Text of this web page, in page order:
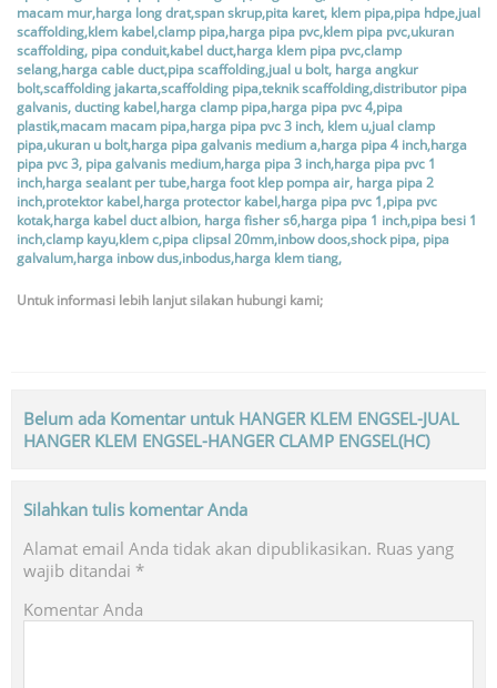
Untuk informasi lebih lanjut silakan hubungi kami;
Belum ada Komentar untuk HANGER KLEM ENGSEL-JUAL
HANGER KLEM ENGSEL-HANGER CLAMP ENGSEL(HC)
Silahkan tulis komentar Anda
Alamat email Anda tidak akan dipublikasikan. Ruas yang
wajib ditandai *
Komentar Anda